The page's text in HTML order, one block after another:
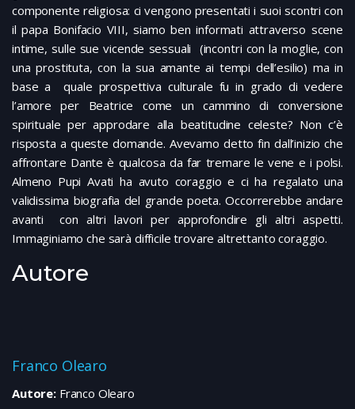
componente religiosa: ci vengono presentati i suoi scontri con
il papa Bonifacio VIII, siamo ben informati attraverso scene
intime, sulle sue vicende sessuali (incontri con la moglie, con
una prostituta, con la sua amante ai tempi dell’esilio) ma in
base a quale prospettiva culturale fu in grado di vedere
l’amore per Beatrice come un cammino di conversione
spirituale per approdare alla beatitudine celeste? Non c’è
risposta a queste domande. Avevamo detto fin dall’inizio che
affrontare Dante è qualcosa da far tremare le vene e i polsi.
Almeno Pupi Avati ha avuto coraggio e ci ha regalato una
validissima biografia del grande poeta. Occorrerebbe andare
avanti con altri lavori per approfondire gli altri aspetti.
Immaginiamo che sarà difficile trovare altrettanto coraggio.
Autore
Franco Olearo
Autore:Franco Olearo